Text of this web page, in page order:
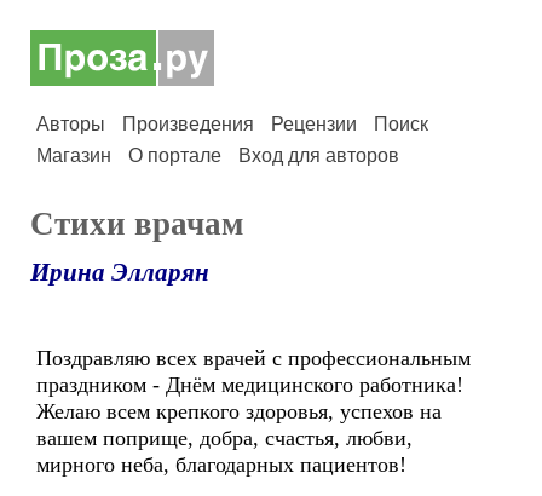
Авторы Произведения Рецензии
Поиск
Магазин
О портале Вход для авторов
Стихи врачам
Ирина Элларян
Поздравляю всех врачей с профессиональным
праздником - Днём медицинского работника!
Желаю всем крепкого здоровья, успехов на
вашем поприще, добра, счастья, любви,
мирного неба, благодарных пациентов!